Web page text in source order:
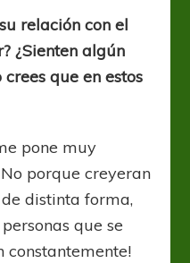
relación con el
¿Sienten algún
que en estos
pone muy
porque creyeran
distinta forma,
que se
constantemente!